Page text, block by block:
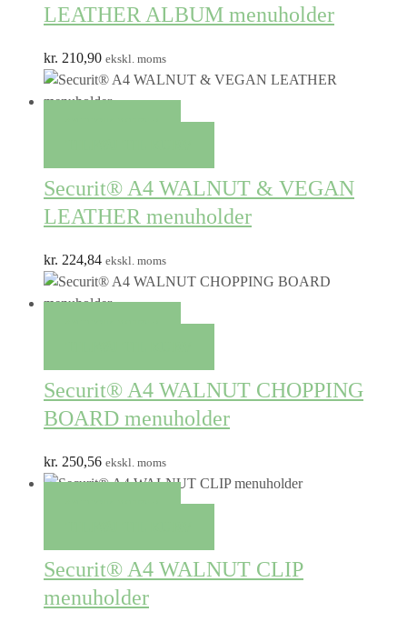
LEATHER ALBUM menuholder
kr. 210,90 ekskl. moms
Securit® A4 WALNUT & VEGAN
LEATHER menuholder
kr. 224,84 ekskl. moms
Securit® A4 WALNUT CHOPPING
BOARD menuholder
kr. 250,56 ekskl. moms
Securit® A4 WALNUT CLIP
menuholder